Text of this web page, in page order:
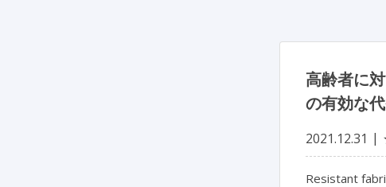
高齢者に
の有効な
2021.12.31
Resistant